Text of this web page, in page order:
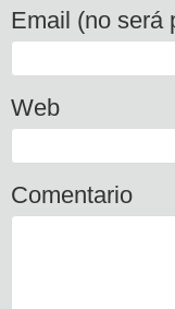
Email (no será
Web
Comentario